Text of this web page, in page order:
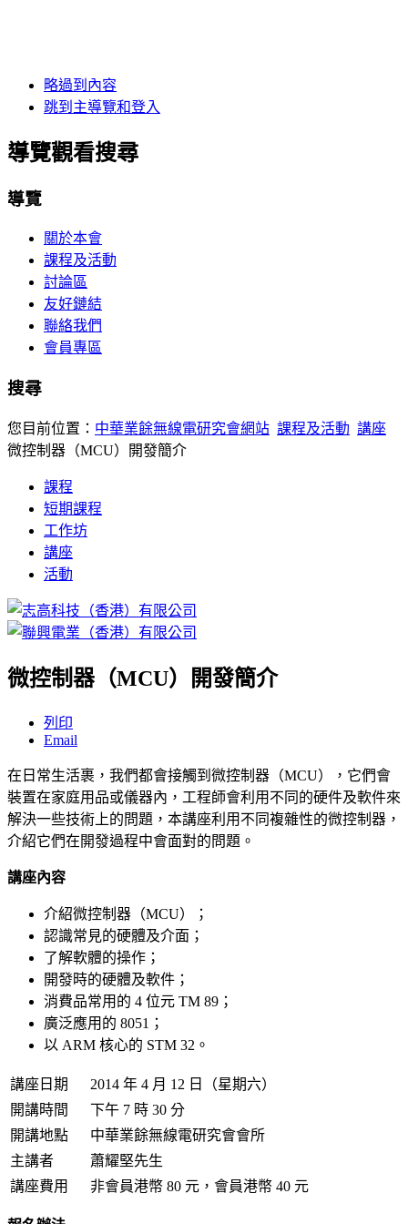
略過到內容
跳到主導覽和登入
導覽觀看搜尋
導覽
關於本會
課程及活動
討論區
友好鏈結
聯絡我們
會員專區
搜尋
您目前位置： 中華業餘無線電研究會網站 課程及活動 講座
微控制器（MCU）開發簡介
課程
短期課程
工作坊
講座
活動
微控制器（MCU）開發簡介
列印
Email
在日常生活裹，我們都會接觸到微控制器（MCU），它們會
裝置在家庭用品或儀器內，工程師會利用不同的硬件及軟件來
解決一些技術上的問題，本講座利用不同複雜性的微控制器，
介紹它們在開發過程中會面對的問題。
講座內容
介紹微控制器（MCU）；
認識常見的硬體及介面；
了解軟體的操作；
開發時的硬體及軟件；
消費品常用的 4 位元 TM 89；
廣泛應用的 8051；
以 ARM 核心的 STM 32。
講座日期
2014 年 4 月 12 日（星期六）
開講時間
下午 7 時 30 分
開講地點
中華業餘無線電研究會會所
主講者
蕭耀堅先生
講座費用
非會員港幣 80 元，會員港幣 40 元